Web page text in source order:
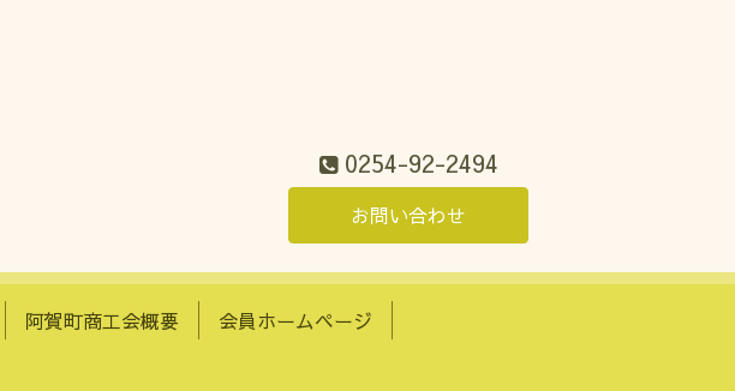
0254-92-2494
お問い合わせ
阿賀町商工会概要 会員ホームページ